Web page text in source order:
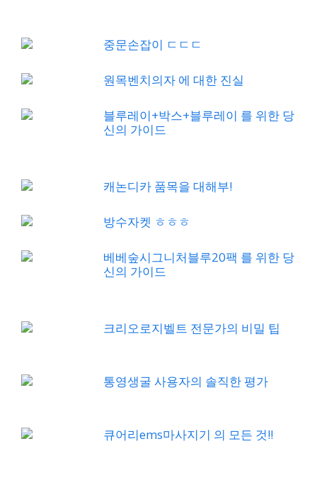
중문손잡이 ㄷㄷㄷ
원목벤치의자 에 대한 진실
블루레이+박스+블루레이 를 위한 당
신의 가이드
캐논디카 품목을 대해부!
방수자켓 ㅎㅎㅎ
베베숲시그니처블루20팩 를 위한 당
신의 가이드
크리오로지벨트 전문가의 비밀 팁
통영생굴 사용자의 솔직한 평가
큐어리ems마사지기 의 모든 것!!